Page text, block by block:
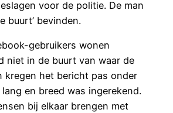
voor de politie. De man
buurt’ bevinden.
gebruikers wonen
niet in de buurt van waar de
kregen het bericht pas onder
en breed was ingerekend.
bij elkaar brengen met